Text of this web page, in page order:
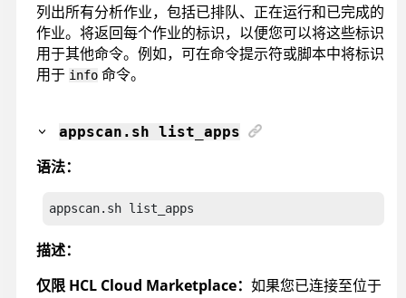
列出所有分析作业，包括已排队、正在运行和已完成的
作业。将返回每个作业的标识，以便您可以将这些标识
用于其他命令。例如，可在命令提示符或脚本中将标识
用于 info 命令。
appscan .sh list_apps
语法：
appscan.sh list_apps
描述：
仅限HCL Cloud Marketplace： 如果您已连接至位于